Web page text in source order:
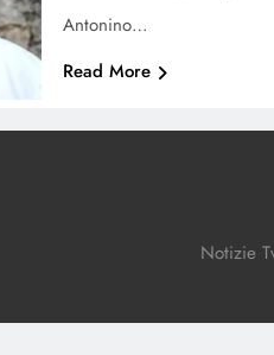
Antonino…
Read More
Notizie